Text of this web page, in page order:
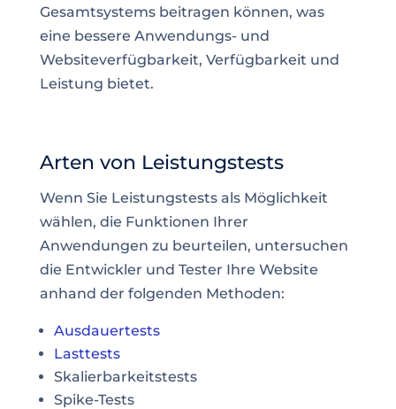
Gesamtsystems beitragen können, was
eine bessere Anwendungs- und
Websiteverfügbarkeit, Verfügbarkeit und
Leistung bietet.
Arten von Leistungstests
Wenn Sie Leistungstests als Möglichkeit
wählen, die Funktionen Ihrer
Anwendungen zu beurteilen, untersuchen
die Entwickler und Tester Ihre Website
anhand der folgenden Methoden:
Ausdauertests
Lasttests
Skalierbarkeitstests
Spike-Tests